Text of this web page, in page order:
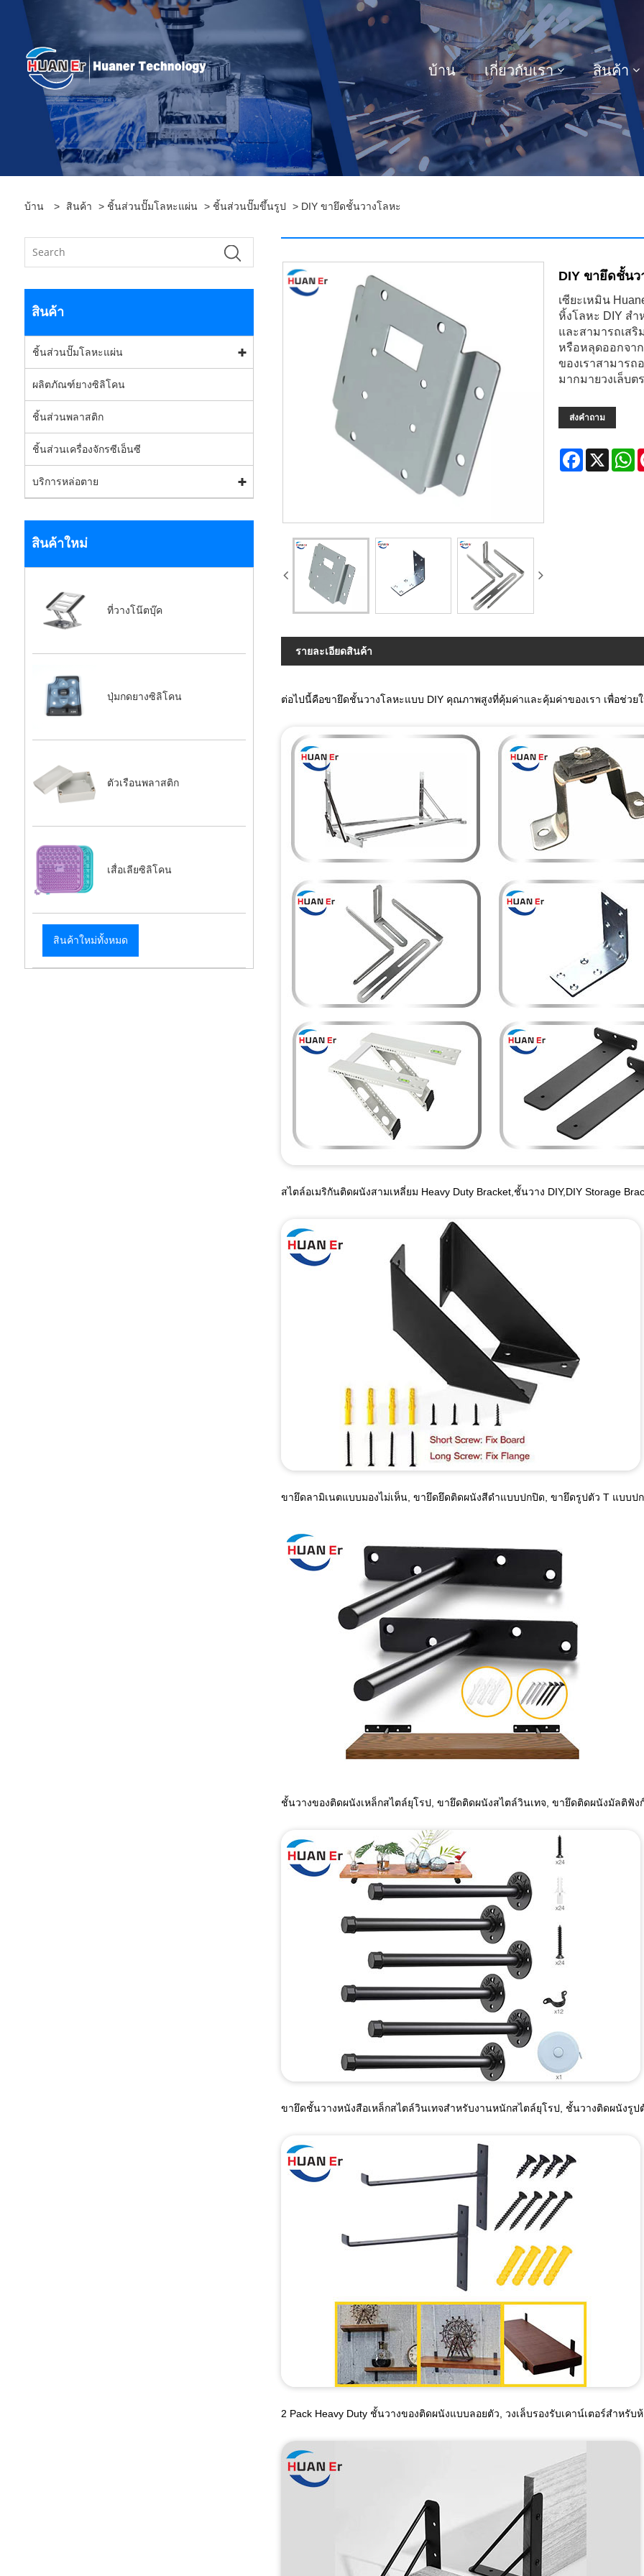
บ้าน เกี่ยวกับเรา สินค้า
บ้าน > สินค้า > ชิ้นส่วนปั๊มโลหะแผ่น > ชิ้นส่วนปั๊มขึ้นรูป > DIY ขายึดชั้นวางโลหะ
สินค้า
ชิ้นส่วนปั๊มโลหะแผ่น
ผลิตภัณฑ์ยางซิลิโคน
ชิ้นส่วนพลาสติก
ชิ้นส่วนเครื่องจักรซีเอ็นซี
บริการหล่อตาย
สินค้าใหม่
ที่วางโน๊ตบุ๊ค
ปุ่มกดยางซิลิโคน
ตัวเรือนพลาสติก
เสื่อเลียซิลิโคน
สินค้าใหม่ทั้งหมด
DIY ขายึดชั้นว
เซียะเหมิน
หิ้งโลหะ DIY สำ
และสามารถเส
หรือหลุดออกจา
ของเราสามารถ
มากมายวงเล็บ
ส่งคำถาม
Facebook
X
รายละเอียดสินค้า
ต่อไปนี้คือขายึดชั้นวางโลหะแบบ DIY คุณภาพสูงที่คุ้มค่าและคุ้มค่าของเรา เพื่อช่
สไตล์อเมริกันติดผนังสามเหลี่ยม Heavy Duty Bracket,ชั้นวาง DIY,DIY Storage
ขายึดลามิเนตแบบมองไม่เห็น, ขายึดยึดติดผนังสีดำแบบปกปิด, ขายึดรูปตัว T แบบป
ชั้นวางของติดผนังเหล็กสไตล์ยุโรป, ขายึดติดผนังสไตล์วินเทจ, ขายึดติดผนังมัลติฟัง
ขายึดชั้นวางหนังสือเหล็กสไตล์วินเทจสำหรับงานหนักสไตล์ยุโรป, ชั้นวางติดผนังรูป
2 Pack Heavy Duty ชั้นวางของติดผนังแบบลอยตัว, วงเล็บรองรับเคาน์เตอร์สำหรับ